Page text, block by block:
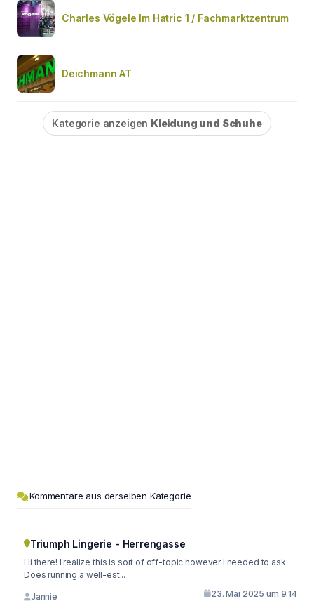
Charles Vögele Im Hatric 1 / Fachmarktzentrum
Deichmann AT
Kategorie anzeigen Kleidung und Schuhe
Kommentare aus derselben Kategorie
Triumph Lingerie - Herrengasse
Hi there! I realize this is sort of off-topic however I needed to ask.
Does running a well-est...
Jannie 23. Mai 2025 um 9:14